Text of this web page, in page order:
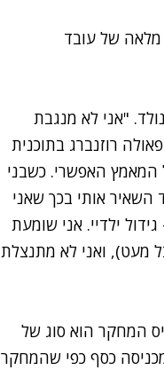
אמא במשרה מלאה הוא פי 2 ממשרה מלאה של עובד
נולד. "אני לא מנגבת
רוזנברג בתוכנית
המאמץ האפשרי. כשבני
השאיר אותי בכך שאני
ילדיי. אני שומעת
מעט), ואני לא מתנצלת
המחקר הוא סוג של
כסף כפי שהמחקר